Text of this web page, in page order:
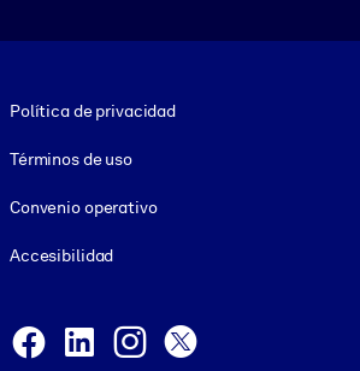
Política de privacidad
Términos de uso
Convenio operativo
Accesibilidad
Facebook
LinkedInInstagram